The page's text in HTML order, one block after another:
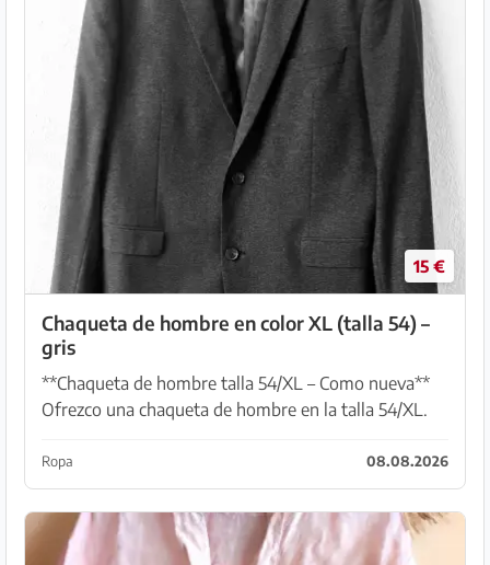
15 €
Chaqueta de hombre en color XL (talla 54) –
gris
**Chaqueta de hombre talla 54/XL – Como nueva**
Ofrezco una chaqueta de hombre en la talla 54/XL.
y está como nueva. El nuevo precio era de 89 euros...
Ropa 08.08.2026